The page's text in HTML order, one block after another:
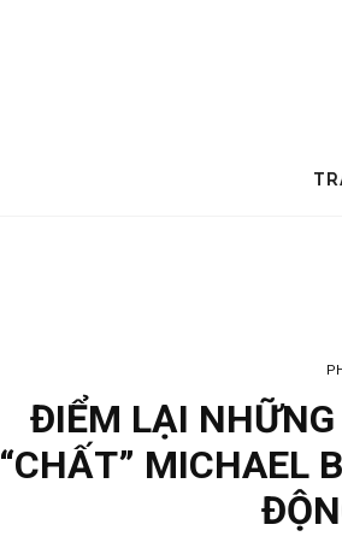
ĐIỂM LẠI
“CHẤT” MICHAEL